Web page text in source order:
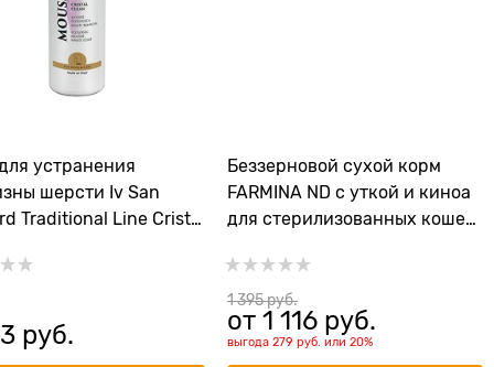
устранения
шерсти Iv San
Traditional Line Cristal
руб.
Беззерновой cухой корм
FARMINA ND с уткой и киноа
для стерилизованных кошек
1 395 руб.
от 1 116 руб.
выгода 279 руб. или 20%